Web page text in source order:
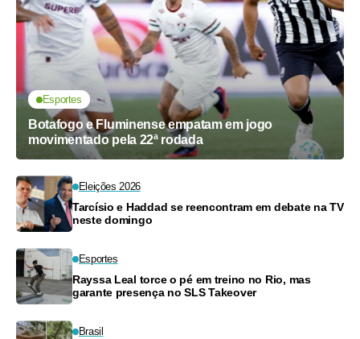
Esportes
Botafogo e Fluminense empatam em jogo
movimentado pela 22ª rodada
Eleições 2026
Tarcísio e Haddad se reencontram em debate na TV
neste domingo
Esportes
Rayssa Leal torce o pé em treino no Rio, mas
garante presença no SLS Takeover
Brasil